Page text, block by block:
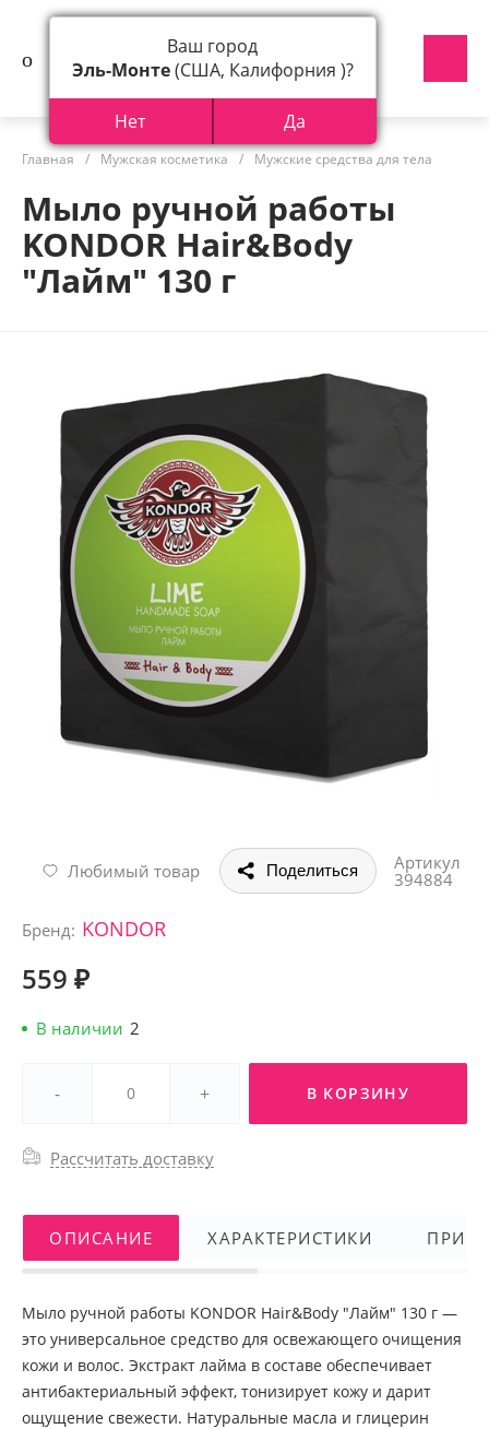
Главная / Мужская косметика / Мужские средства для тела
Мыло ручной работы
KONDOR Hair&Body
"Лайм" 130 г
Любимый товар Поделиться
Артикул
394884
Бренд: KONDOR
559 ₽
В наличии 2
- + В КОРЗИНУ
Рассчитать доставку
ОПИСАНИЕ ХАРАКТЕРИСТИКИ
Мыло ручной работы KONDOR Hair&Body "Лайм" 130 г —
это универсальное средство для освежающего очищения
кожи и волос. Экстракт лайма в составе обеспечивает
антибактериальный эффект, тонизирует кожу и дарит
ощущение свежести. Натуральные масла и глицерин
Ваш город
Эль-Монте(США, Калифорния )?
Нет Да